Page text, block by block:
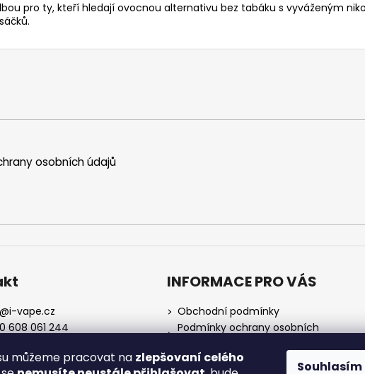
můžeme pracovat na zlepšovaní celého
Souhlasím
pro ty, kteří hledají ovocnou alternativu bez tabáku s vyváženým
osobních údajů
@i-vape.cz
608 061 244
INFORMACE PRO VÁS
Obchodní podmínky
Podmínky ochrany osobních
O nás